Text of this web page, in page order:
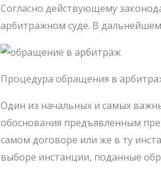
Согласно действующему
арбитражном суде. В
Процедура обращения в
Один из начальных и самых
обоснования предъявленным
самом договоре или же в ту
выборе инстанции, поданные